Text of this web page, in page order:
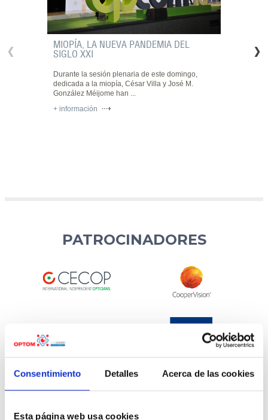
Consentimiento Detalles Acerca de las cookies
Esta página web usa cookies
MIOPÍA, LA NUEVA PANDEMIA DEL
SIGLO XXI
Durante la sesión plenaria de este domingo,
dedicada a la miopía, César Villa y José M.
González Méijome han ...
+ información
PATROCINADORES